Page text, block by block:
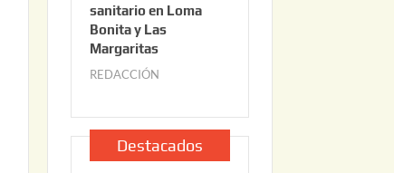
2
2
2
6
sanitario en Loma
Bonita y Las
Margaritas
REDACCIÓN
l
i
o
Destacados